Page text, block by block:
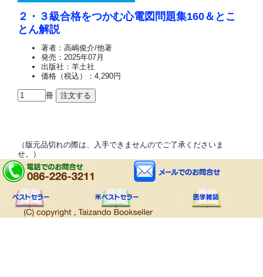
２・３級合格をつかむ心電図問題集160＆とこ
とん解説
著者：高嶋俊介/他著
発売：2025年07月
出版社：羊土社
価格（税込）：4,290円
冊
（版元品切れの際は、入手できませんのでご了承くださいま
せ。）